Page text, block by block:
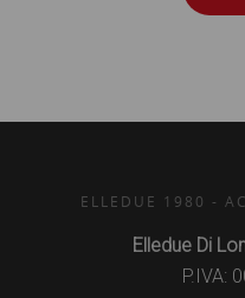
ELLEDUE 1980 -
Elledue Di
P.IVA: